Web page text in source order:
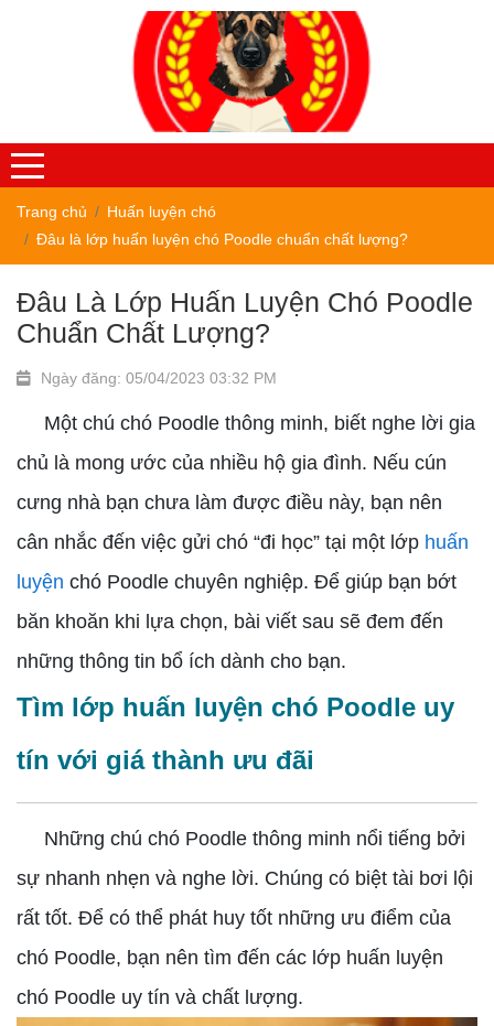
Trang chủ
Huấn luyện chó
Đâu là lớp huấn luyện chó Poodle chuẩn chất lượng?
Đâu Là Lớp Huấn Luyện Chó Poodle
Chuẩn Chất Lượng?
Ngày đăng: 05/04/2023 03:32 PM
Một chú chó Poodle thông minh, biết nghe lời gia
chủ là mong ước của nhiều hộ gia đình. Nếu cún
cưng nhà bạn chưa làm được điều này, bạn nên
cân nhắc đến việc gửi chó “đi học” tại một lớp huấn
luyện chó Poodle chuyên nghiệp. Để giúp bạn bớt
băn khoăn khi lựa chọn, bài viết sau sẽ đem đến
những thông tin bổ ích dành cho bạn.
Tìm lớp huấn luyện chó Poodle uy
tín với giá thành ưu đãi
Những chú chó Poodle thông minh nổi tiếng bởi
sự nhanh nhẹn và nghe lời. Chúng có biệt tài bơi lội
rất tốt. Để có thể phát huy tốt những ưu điểm của
chó Poodle, bạn nên tìm đến các lớp huấn luyện
chó Poodle uy tín và chất lượng.